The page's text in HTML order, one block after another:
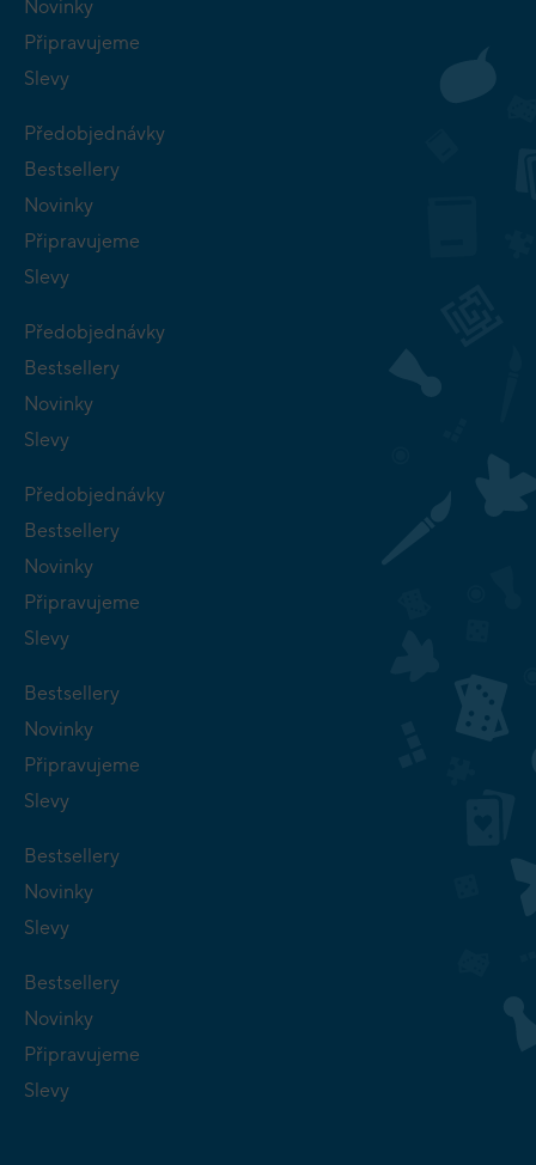
Novinky
Připravujeme
Slevy
Předobjednávky
Bestsellery
Novinky
Připravujeme
Slevy
Předobjednávky
Bestsellery
Novinky
Slevy
Předobjednávky
Bestsellery
Novinky
Připravujeme
Slevy
Bestsellery
Novinky
Připravujeme
Slevy
Bestsellery
Novinky
Slevy
Bestsellery
Novinky
Připravujeme
Slevy